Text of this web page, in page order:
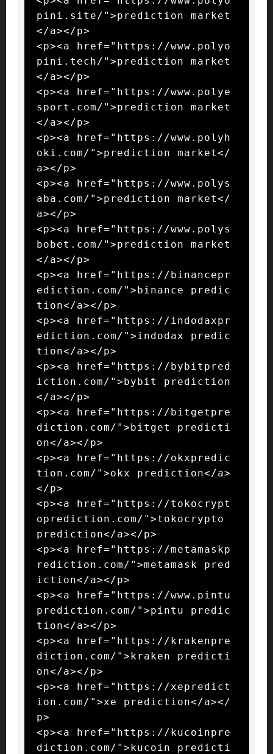
pini.site/">prediction market
</a></p>
<p><a href="https://www.polyo
pini.tech/">prediction market
</a></p>
<p><a href="https://www.polye
sport.com/">prediction market
</a></p>
<p><a href="https://www.polyh
oki.com/">prediction market</
a></p>
<p><a href="https://www.polys
aba.com/">prediction market</
a></p>
<p><a href="https://www.polys
bobet.com/">prediction market
</a></p>
<p><a href="https://binancepr
ediction.com/">binance predic
tion</a></p>
<p><a href="https://indodaxpr
ediction.com/">indodax predic
tion</a></p>
<p><a href="https://bybitpred
iction.com/">bybit prediction
</a></p>
<p><a href="https://bitgetpre
diction.com/">bitget predicti
on</a></p>
<p><a href="https://okxpredic
tion.com/">okx prediction</a>
</p>
<p><a href="https://tokocrypt
oprediction.com/">tokocrypto
prediction</a></p>
<p><a href="https://metamaskp
rediction.com/">metamask pred
iction</a></p>
<p><a href="https://www.pintu
prediction.com/">pintu predic
tion</a></p>
<p><a href="https://krakenpre
diction.com/">kraken predicti
on</a></p>
<p><a href="https://xepredict
ion.com/">xe prediction</a></
p>
<p><a href="https://kucoinpre
diction.com/">kucoin predicti